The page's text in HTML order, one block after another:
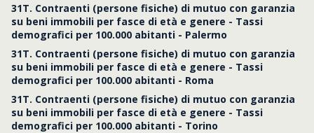
31T. Contraenti (persone fisiche) di mutuo con garanzia
su beni immobili per fasce di età e genere - Tassi
demografici per 100.000 abitanti - Palermo
31T. Contraenti (persone fisiche) di mutuo con garanzia
su beni immobili per fasce di età e genere - Tassi
demografici per 100.000 abitanti - Roma
31T. Contraenti (persone fisiche) di mutuo con garanzia
su beni immobili per fasce di età e genere - Tassi
demografici per 100.000 abitanti - Torino